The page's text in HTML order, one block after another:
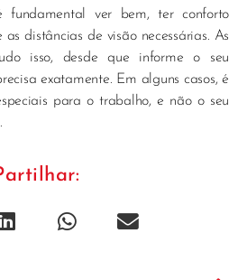
fundamental ver bem, ter conforto
distâncias de visão necessárias. As
isso, desde que informe o seu
exatamente. Em alguns casos, é
para o trabalho, e não o seu